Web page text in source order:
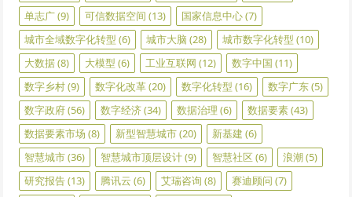
单志广(9) 可信数据空间 (13) 国家信息中心(7)
城市全域数字化转型 (6) 城市大脑 (28) 城市数字化转型 (10)
大数据(8) 大模型 (6) 工业互联网 (12) 数字中国 (11)
数字乡村(9) 数字化改革(20) 数字化转型 (16) 数字广东(5)
数字政府(56) 数字经济(34) 数据治理 (6) 数据要素(43)
数据要素市场 (8) 新型智慧城市(20) 新基建 (6)
智慧城市(36) 智慧城市顶层设计(9) 智慧社区 (6) 浪潮(5)
研究报告(13) 腾讯云 (6) 艾瑞咨询 (8) 赛迪顾问 (7)